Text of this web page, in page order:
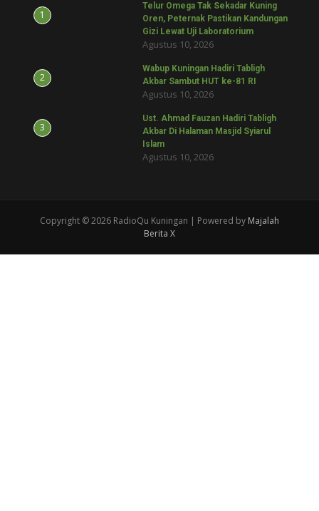
1
Telur Omega Tak Sekadar Kuning
Oren, Peternak Pastikan Kandungan
Gizi Lewat Uji Laboratorium
Agustus 10, 2026
2
Wabup Kuningan Hadiri Tabligh
Akbar Sambut HUT ke-81 RI
Agustus 10, 2026
3
Ust. Ahmad Fauzan Hadiri Tabligh
Akbar Di Halaman Masjid Syiarul
Islam
Agustus 10, 2026
Copyright © 2026 RadioQu Kuningan | Powered by Majalah
Berita X